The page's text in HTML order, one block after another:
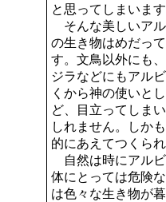
と思ってしまいます
そんな美しいア
の生き物はめだっ
す。文鳥以外にも
ジラなどにもアル
くから神の使いと
ど、目立ってしま
しれません。しか
的にあえてつくら
自然は時にアル
体にとっては危険
は色々な生き物が